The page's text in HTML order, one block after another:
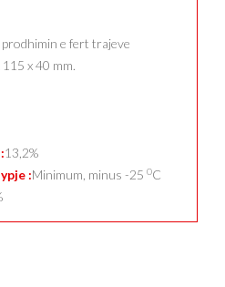
e fert trajeve
115 x 40 mm.
13,2%
:Minimum, minus -25 0C